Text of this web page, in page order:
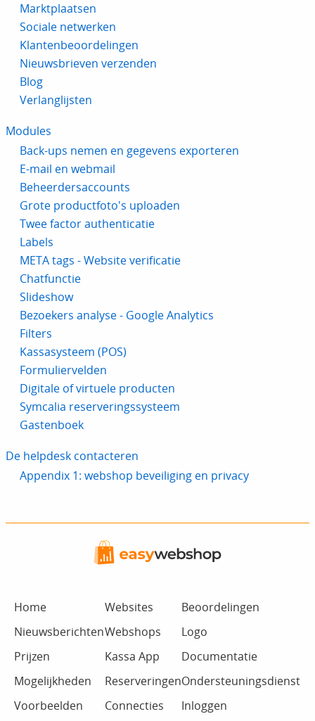
Marktplaatsen
Sociale netwerken
Klantenbeoordelingen
Nieuwsbrieven verzenden
Blog
Verlanglijsten
Modules
Back-ups nemen en gegevens exporteren
E-mail en webmail
Beheerdersaccounts
Grote productfoto's uploaden
Twee factor authenticatie
Labels
META tags - Website verificatie
Chatfunctie
Slideshow
Bezoekers analyse - Google Analytics
Filters
Kassasysteem (POS)
Formuliervelden
Digitale of virtuele producten
Symcalia reserveringssysteem
Gastenboek
De helpdesk contacteren
Appendix 1: webshop beveiliging en privacy
Home
Nieuwsberichten
Prijzen
Mogelijkheden
Voorbeelden
Websites
Webshops
Kassa App
Reserveringen
Connecties
Beoordelingen
Logo
Documentatie
Ondersteuningsdienst
Inloggen